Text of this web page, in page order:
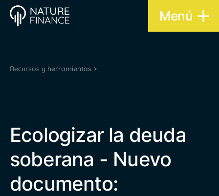
Menú
Recursos y herramientas >
Ecologizar la deuda
soberana - Nuevo
documento: